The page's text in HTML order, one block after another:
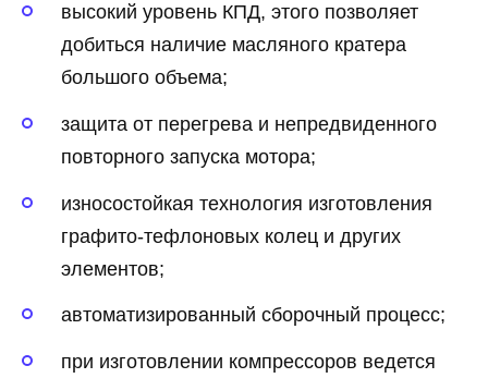
высокий уровень КПД, этого позволяет
добиться наличие масляного кратера
большого объема;
защита от перегрева и непредвиденного
повторного запуска мотора;
износостойкая технология изготовления
графито-тефлоновых колец и других
элементов;
автоматизированный сборочный процесс;
при изготовлении компрессоров ведется